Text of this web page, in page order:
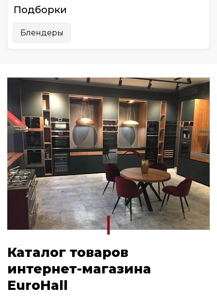
Подборки
Блендеры
Каталог товаров
интернет-магазина
EuroHall